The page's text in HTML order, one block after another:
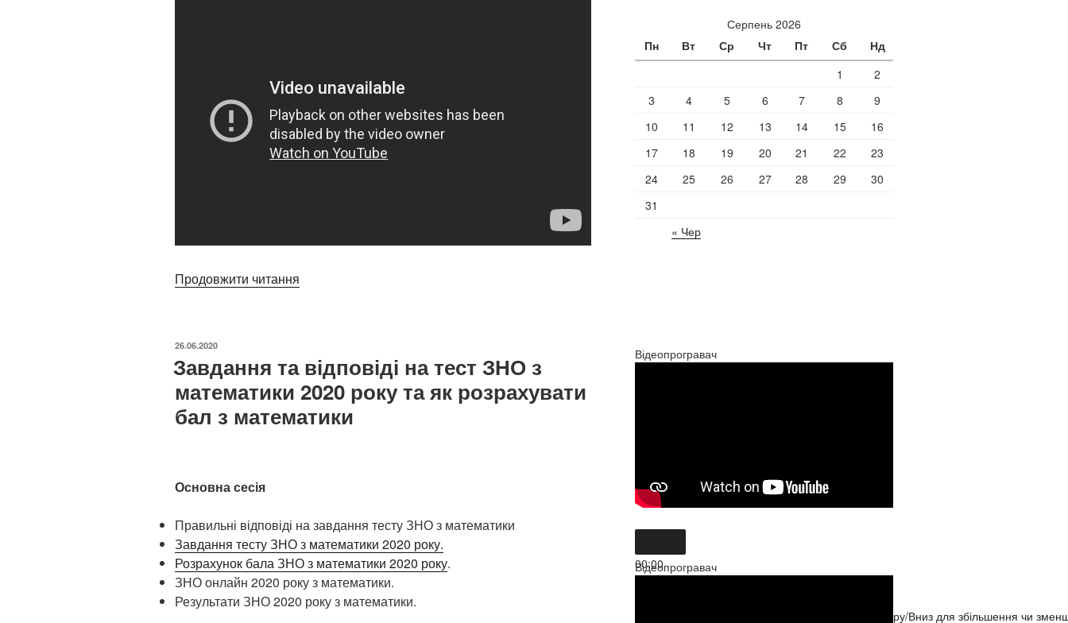
Продовжити читання
ОПУБЛІКОВАНО
26.06.2020
Завдання та відповіді на тест ЗНО з
математики 2020 року та як розрахувати
бал з математики
Основна сесія
Правильні відповіді на завдання тесту ЗНО з математики
Завдання тесту ЗНО з математики 2020 року.
Розрахунок бала ЗНО з математики 2020 року.
ЗНО онлайн 2020 року з математики.
Результати ЗНО 2020 року з математики.
Серпень 2026
Пн
Вт Ср Чт Пт Сб
Нд
1
2
3
4 5 6 7 8
9
10
11 12 13 14 15
16
17
18 19 20 21 22
23
24
25 26 27 28 29
30
31
« Чер
Відеопрогравач
00:00
00:00
Використовуйте клавіші зі стрілками Вгору/Вниз для збільшення чи
Відеопрогравач